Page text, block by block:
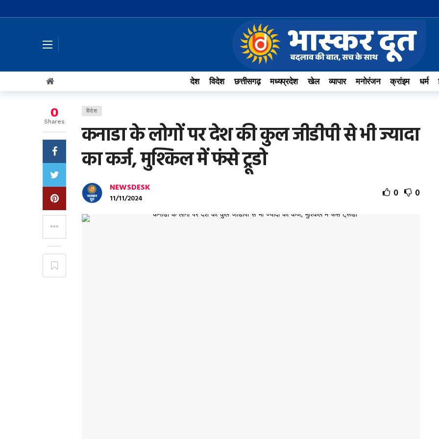
देश विदेश छत्तीसगढ़ मध्यप्रदेश खेल व्यापार मनोरंजन क्रांइम धर्म
विदेश
कनाडा के लोगों पर देश की कुल जीडीपी से भी ज्यादा
का कर्ज, मुश्किल में फंसे ट्रूडो
NEWSDESK
11/11/2024 0 0
0
Shares